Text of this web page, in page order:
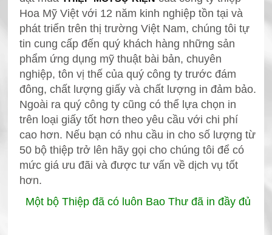
Hoa Mỹ Việt với 12 năm kinh nghiệp tồn tại và
phát triển trên thị trường Việt Nam, chúng tôi tự
tin cung cấp đến quý khách hàng những sản
phẩm ứng dụng mỹ thuật bài bản, chuyên
nghiệp, tôn vị thế của quý công ty trước đám
đông, chất lượng giấy và chất lượng in đảm bảo.
Ngoài ra quý công ty cũng có thể lựa chọn in
trên loại giấy tốt hơn theo yêu cầu với chi phí
cao hơn. Nếu bạn có nhu cầu in cho số lượng từ
50 bộ thiệp trở lên hãy gọi cho chúng tôi để có
mức giá ưu đãi và được tư vấn về dịch vụ tốt
hơn.
Một bộ Thiệp đã có luôn Bao Thư đã in đầy đủ